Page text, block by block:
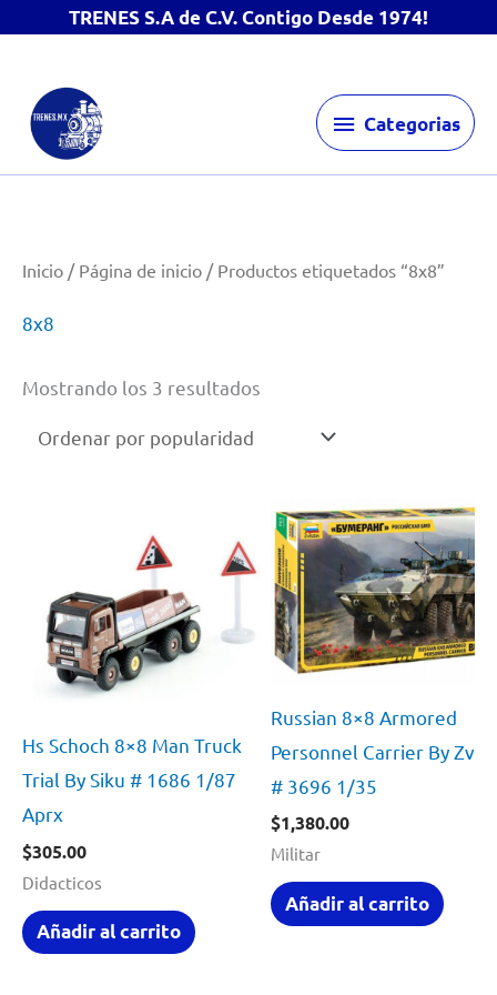
TRENES S.A de C.V. Contigo Desde 1974!
contenido
Categorias
Categorias
Inicio / Página de inicio / Productos etiquetados “8x8”
8x8
Mostrando los 3 resultados
Hs Schoch 8×8 Man Truck
Trial By Siku # 1686 1/87
Aprx
$305.00
Didacticos
Añadir al carrito
Russian 8×8 Armored
Personnel Carrier By
# 3696 1/35
$1,380.00
Militar
Añadir al carrito